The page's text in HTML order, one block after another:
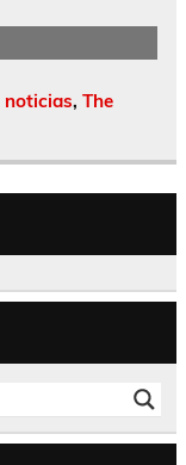
noticias, The